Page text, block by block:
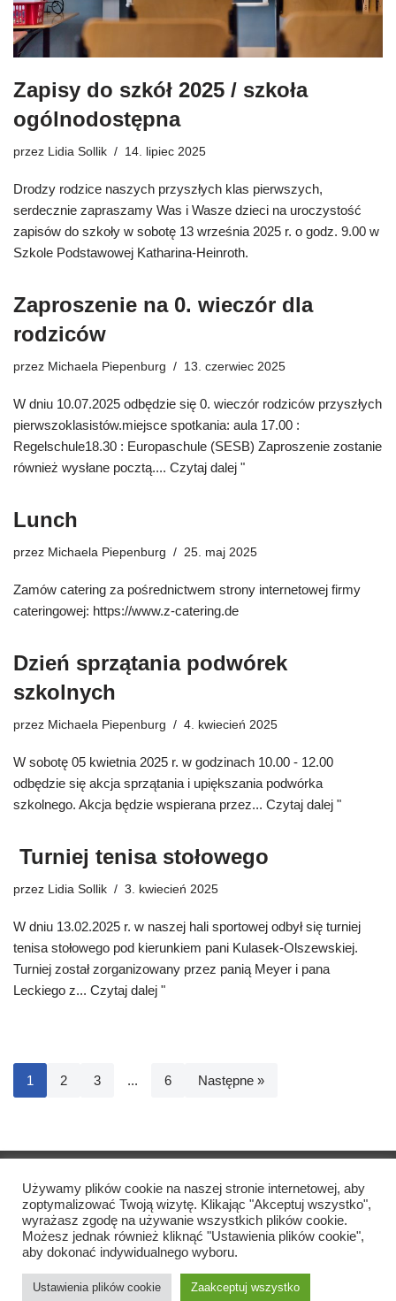
Zapisy do szkół 2025 / szkoła
ogólnodostępna
przez Lidia Sollik 14. lipiec 2025
Drodzy rodzice naszych przyszłych klas pierwszych,
serdecznie zapraszamy Was i Wasze dzieci na uroczystość
zapisów do szkoły w sobotę 13 września 2025 r. o godz. 9.00 w
Szkole Podstawowej Katharina-Heinroth.
Zaproszenie na 0. wieczór dla
rodziców
przez Michaela Piepenburg 13. czerwiec 2025
W dniu 10.07.2025 odbędzie się 0. wieczór rodziców przyszłych
pierwszoklasistów.miejsce spotkania: aula 17.00 :
Regelschule18.30 : Europaschule (SESB) Zaproszenie zostanie
również wysłane pocztą.... Czytaj dalej "
Lunch
przez Michaela Piepenburg 25. maj 2025
Zamów catering za pośrednictwem strony internetowej firmy
cateringowej: https://www.z-catering.de
Dzień sprzątania podwórek
szkolnych
przez Michaela Piepenburg 4. kwiecień 2025
W sobotę 05 kwietnia 2025 r. w godzinach 10.00 - 12.00
odbędzie się akcja sprzątania i upiększania podwórka
szkolnego. Akcja będzie wspierana przez... Czytaj dalej "
Turniej tenisa stołowego
przez Lidia Sollik 3. kwiecień 2025
W dniu 13.02.2025 r. w naszej hali sportowej odbył się turniej
tenisa stołowego pod kierunkiem pani Kulasek-Olszewskiej.
Turniej został zorganizowany przez panią Meyer i pana
Leckiego z... Czytaj dalej "
1 2 3 ... 6 Następne »
2021
Nadruk
Używamy plików cookie na naszej stronie internetowej, aby
zoptymalizować Twoją wizytę. Klikając "Akceptuj wszystko",
wyrażasz zgodę na używanie wszystkich plików cookie.
Możesz jednak również kliknąć "Ustawienia plików cookie",
aby dokonać indywidualnego wyboru.
Ustawienia plików cookie Zaakceptuj wszystko